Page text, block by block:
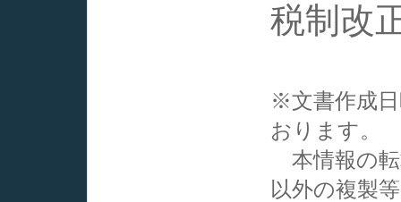
税制改
※文書作成
おります。
本情報の転
以外の複製